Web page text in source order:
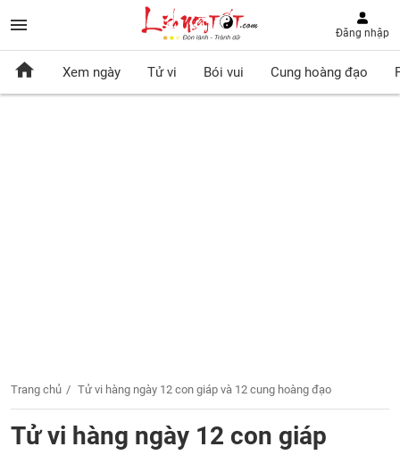
Đăng nhập
Xem ngày Tử vi Bói vui Cung hoàng đạo
Trang chủ Tử vi hàng ngày 12 con giáp và 12 cung hoàng đạo
Tử vi hàng ngày 12 con giáp